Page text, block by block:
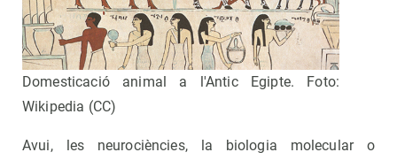
Domesticació animal a l'Antic Egipte. Foto:
Wikipedia (CC)
Avui, les neurociències, la biologia molecular o